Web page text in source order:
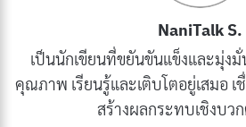
ที่อบอุ่นหัวใจกว่าหนังคน
เผยแพร่เมื่อ: 3 สัปดาห์ ที่
[รีวิว-เรื่องย่อ] Let’s
คอมเมดี้หลอนที่คนดูจ
NaniTalk S.
เป็นนักเขียนที่ขยันขันแข็งและมุ่ง
คุณภาพ เรียนรู้และเติบโตอยู่เสมอ เ
สร้างผลกระทบเชิงบว